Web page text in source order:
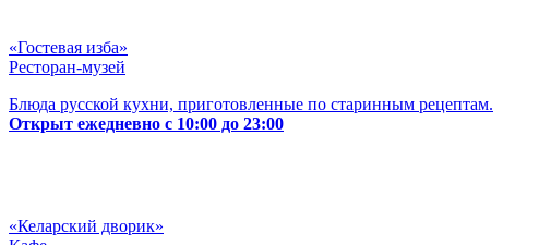
«Гостевая изба»
Ресторан-музей
Блюда русской кухни, приготовленные по старинным рецептам.
Открыт ежедневно с 10:00 до 23:00
«Келарский дворик»